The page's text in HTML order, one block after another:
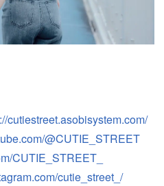
cutiestreet.asobisystem.com/
@CUTIE_STREET
CUTIE_STREET_
cutie_street_/